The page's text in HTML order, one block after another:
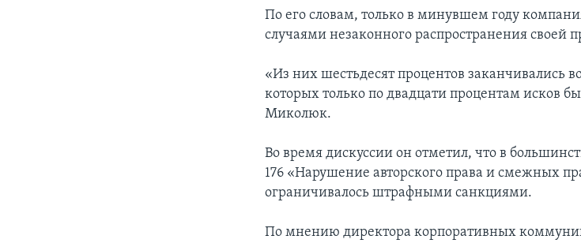
По его словам, только в минувшем году
случаями незаконного распространения своей
«Из них шестьдесят процентов заканчивались
которых только по двадцати процентам исков
Миколюк.
Во время дискуссии он отметил, что в
176 «Нарушение авторского права и смежных
ограничивалось штрафными санкциями.
По мнению директора корпоративных